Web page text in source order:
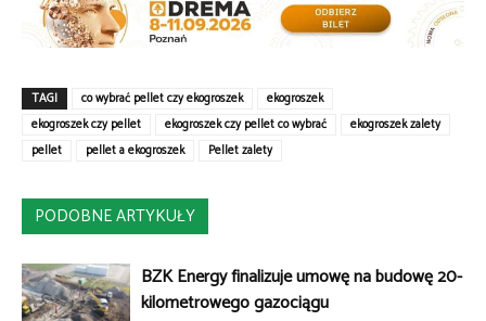
TAGI co wybrać pellet czy ekogroszek
ekogroszek
ekogroszek czy pellet
ekogroszek czy pellet co wybrać
ekogroszek zalety
pellet
pellet a ekogroszek Pellet zalety
PODOBNE ARTYKUŁY
BZK Energy finalizuje umowę na budowę 20-
kilometrowego gazociągu